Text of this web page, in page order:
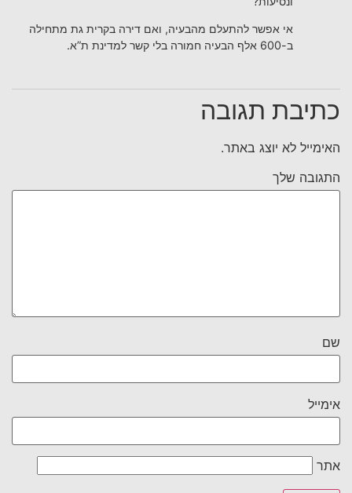
אי אפשר להתעלם מהבעיה, ואם דירה בקרית גת מתחילה
ב-600 אלף הבעיה חמורה בלי קשר למדינת ת”א.
כתיבת תגובה
האימייל לא יוצג באתר.
התגובה שלך
שם
אימייל
אתר